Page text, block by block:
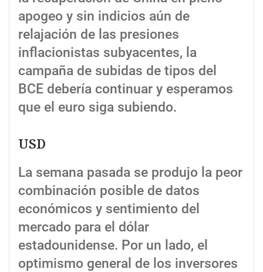
apogeo y sin indicios aún de
relajación de las presiones
inflacionistas subyacentes, la
campaña de subidas de tipos del
BCE debería continuar y esperamos
que el euro siga subiendo.
USD
La semana pasada se produjo la peor
combinación posible de datos
económicos y sentimiento del
mercado para el dólar
estadounidense. Por un lado, el
optimismo general de los inversores